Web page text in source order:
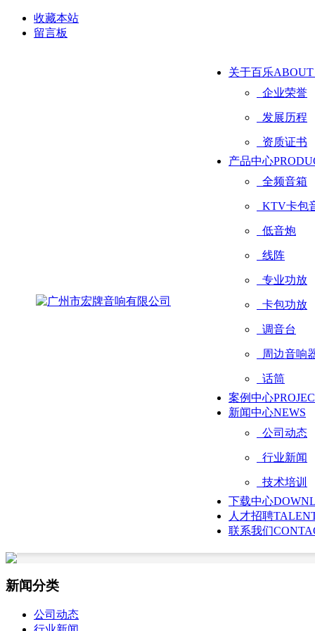
收藏本站
留言板
关于百乐ABOUT
企业荣誉
发展历程
资质证书
产品中心
全频音箱
KTV卡包
低音炮
线阵
专业功放
卡包功放
调音台
周边音响
话筒
案例中心
新闻中心NEWS
公司动态
行业新闻
技术培训
下载中心
人才招聘
联系我们
新闻分类
公司动态